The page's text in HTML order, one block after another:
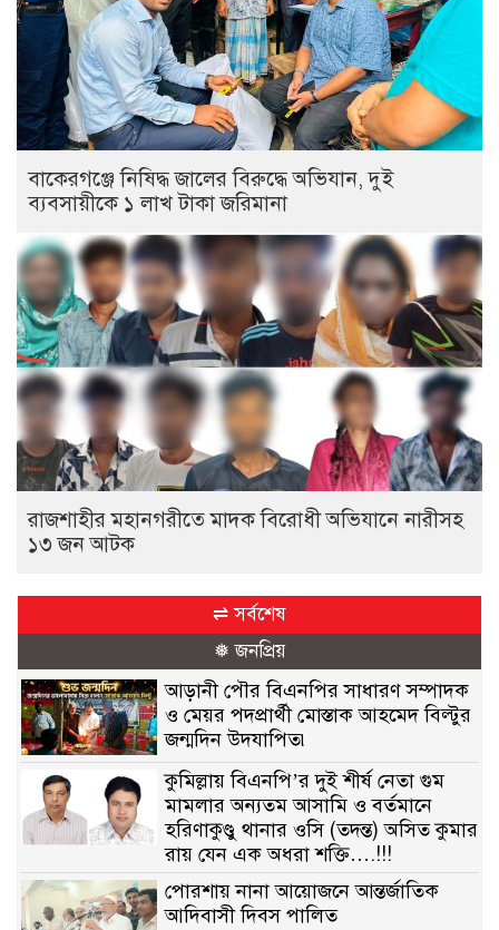
বাকেরগঞ্জে নিষিদ্ধ জালের বিরুদ্ধে অভিযান, দুই
ব্যবসায়ীকে ১ লাখ টাকা জরিমানা
রাজশাহীর মহানগরীতে মাদক বিরোধী অভিযানে নারীসহ
১৩ জন আটক
⇌ সর্বশেষ
❅ জনপ্রিয়
আড়ানী পৌর বিএনপির সাধারণ সম্পাদক
ও মেয়র পদপ্রার্থী মোস্তাক আহমেদ বিল্টুর
জন্মদিন উদযাপিত৷
কুমিল্লায় বিএনপি’র দুই শীর্ষ নেতা গুম
মামলার অন্যতম আসামি ও বর্তমানে
হরিণাকুণ্ডু থানার ওসি (তদন্ত) অসিত কুমার
রায় যেন এক অধরা শক্তি….!!!
পোরশায় নানা আয়োজনে আন্তর্জাতিক
আদিবাসী দিবস পালিত